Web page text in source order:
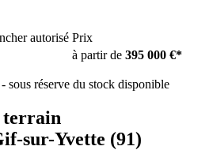
autorisé Prix
à partir de 395 000 €*
réserve du stock disponible
terrain
sur-Yvette (91)